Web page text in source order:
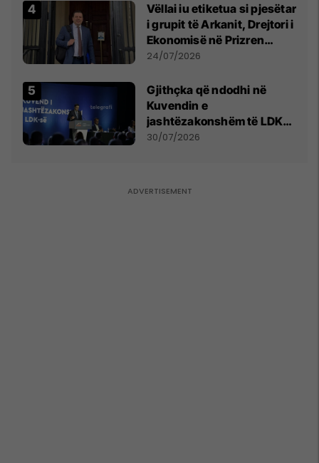
Vëllai iu etiketua si pjesëtar
i grupit të Arkanit, Drejtori i
Ekonomisë në Prizren
mohon pretendimet
24/07/2026
Gjithçka që ndodhi në
Kuvendin e
jashtëzakonshëm të LDK-
së
30/07/2026